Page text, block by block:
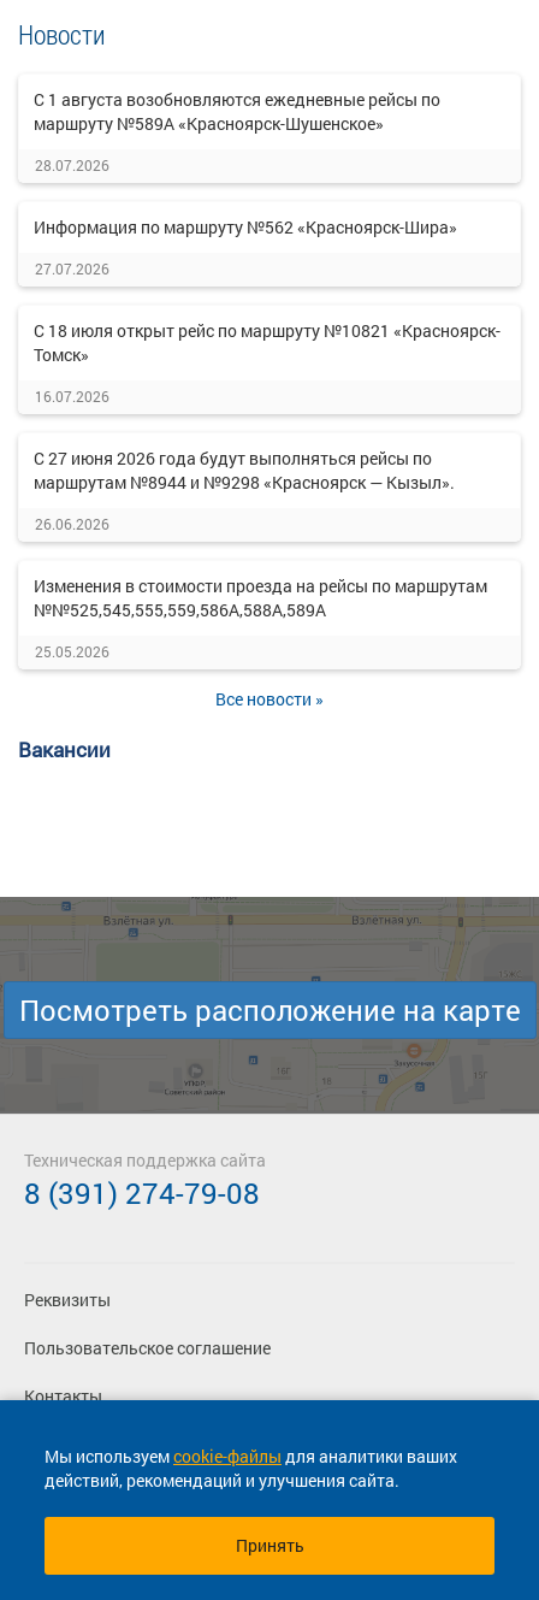
Новости
С 1 августа возобновляются ежедневные рейсы по
маршруту №589А «Красноярск-Шушенское»
28.07.2026
Информация по маршруту №562 «Красноярск-Шира»
27.07.2026
С 18 июля открыт рейс по маршруту №10821 «Красноярск-
Томск»
16.07.2026
С 27 июня 2026 года будут выполняться рейсы по
маршрутам №8944 и №9298 «Красноярск — Кызыл».
26.06.2026
Изменения в стоимости проезда на рейсы по маршрутам
№№525,545,555,559,586А,588А,589А
25.05.2026
Все новости »
Вакансии
Мы используемcookie-файлы для аналитики ваших
действий, рекомендаций и улучшения сайта.
Принять
Посмотреть расположение на карте
Реквизиты
Пользовательское соглашение
Контакты
Политика конфиденциальности
Перевозчикам
Техническая поддержка сайта
8 (391) 274-79-08
© 2013-2026, ООО "Капитал"- Онлайн сервис продажи